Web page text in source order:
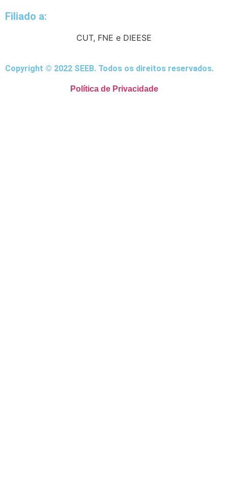
Filiado a:
CUT, FNE e DIEESE
Copyright © 2022 SEEB. Todos os direitos reservados.
Política de Privacidade